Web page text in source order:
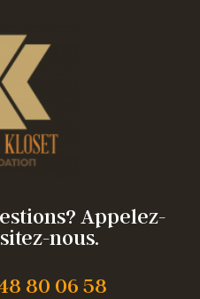
Appelez-
nous.
80 06 58